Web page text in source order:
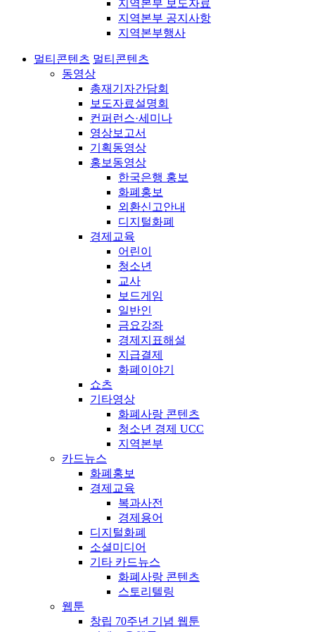
지역본부 보도자료
지역본부 공지사항
지역본부행사
멀티콘텐츠 멀티콘텐츠
동영상
총재기자간담회
보도자료설명회
컨퍼런스·세미나
영상보고서
기획동영상
홍보동영상
한국은행 홍보
화폐홍보
외환신고안내
디지털화폐
경제교육
어린이
청소년
교사
보드게임
일반인
금요강좌
경제지표해설
지급결제
화폐이야기
쇼츠
기타영상
화폐사랑 콘텐츠
청소년 경제 UCC
지역본부
카드뉴스
화폐홍보
경제교육
복과사전
경제용어
디지털화폐
소셜미디어
기타 카드뉴스
화폐사랑 콘텐츠
스토리텔링
웹툰
창립 70주년 기념 웹툰